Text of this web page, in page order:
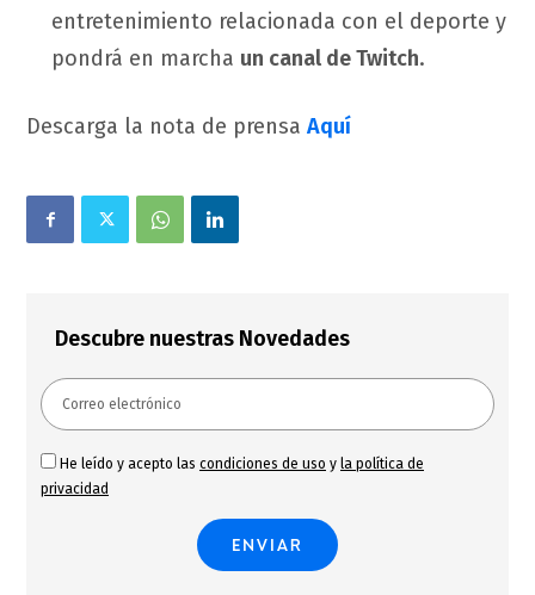
entretenimiento relacionada con el deporte y
pondrá en marcha un canal de Twitch.
Descarga la nota de prensa Aquí
Descubre nuestras Novedades
He leído y acepto las condiciones de uso y la política de
privacidad